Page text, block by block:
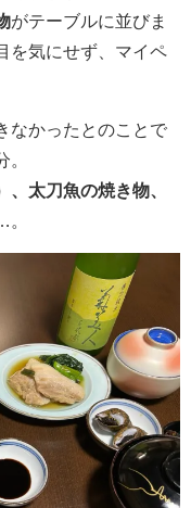
がテーブルに並びま
を気にせず、マイペ
なかったとのことで
。
太刀魚の焼き物、